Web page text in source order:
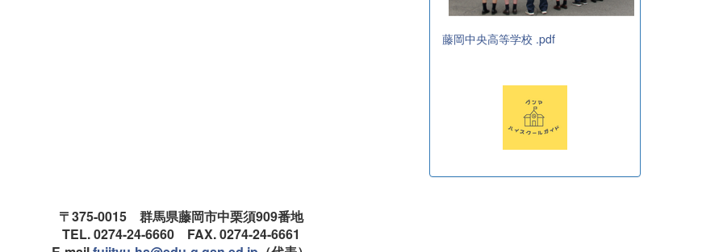
藤岡中央高等学校 .pdf
〒375-0015 群馬県藤岡市中栗須909番地
TEL. 0274-24-6660 FAX. 0274-24-6661